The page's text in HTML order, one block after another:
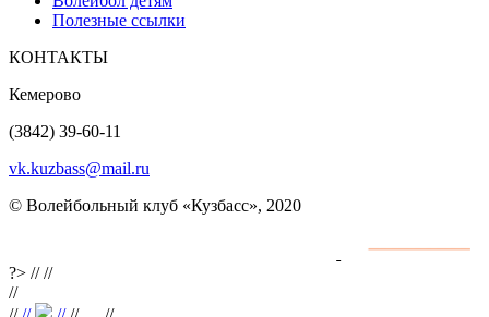
Полезные ссылки
КОНТАКТЫ
Кемерово
(3842) 39-60-11
vk.kuzbass@mail.ru
© Волейбольный клуб «Кузбасс», 2020
?> ////
//